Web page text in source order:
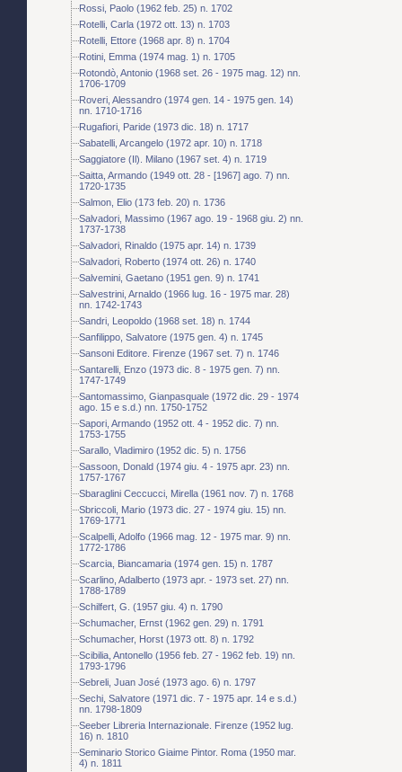
Rossi, Paolo (1962 feb. 25) n. 1702
Rotelli, Carla (1972 ott. 13) n. 1703
Rotelli, Ettore (1968 apr. 8) n. 1704
Rotini, Emma (1974 mag. 1) n. 1705
Rotondò, Antonio (1968 set. 26 - 1975 mag. 12) nn.
1706-1709
Roveri, Alessandro (1974 gen. 14 - 1975 gen. 14)
nn. 1710-1716
Rugafiori, Paride (1973 dic. 18) n. 1717
Sabatelli, Arcangelo (1972 apr. 10) n. 1718
Saggiatore (Il). Milano (1967 set. 4) n. 1719
Saitta, Armando (1949 ott. 28 - [1967] ago. 7) nn.
1720-1735
Salmon, Elio (173 feb. 20) n. 1736
Salvadori, Massimo (1967 ago. 19 - 1968 giu. 2) nn.
1737-1738
Salvadori, Rinaldo (1975 apr. 14) n. 1739
Salvadori, Roberto (1974 ott. 26) n. 1740
Salvemini, Gaetano (1951 gen. 9) n. 1741
Salvestrini, Arnaldo (1966 lug. 16 - 1975 mar. 28)
nn. 1742-1743
Sandri, Leopoldo (1968 set. 18) n. 1744
Sanfilippo, Salvatore (1975 gen. 4) n. 1745
Sansoni Editore. Firenze (1967 set. 7) n. 1746
Santarelli, Enzo (1973 dic. 8 - 1975 gen. 7) nn.
1747-1749
Santomassimo, Gianpasquale (1972 dic. 29 - 1974
ago. 15 e s.d.) nn. 1750-1752
Sapori, Armando (1952 ott. 4 - 1952 dic. 7) nn.
1753-1755
Sarallo, Vladimiro (1952 dic. 5) n. 1756
Sassoon, Donald (1974 giu. 4 - 1975 apr. 23) nn.
1757-1767
Sbaraglini Ceccucci, Mirella (1961 nov. 7) n. 1768
Sbriccoli, Mario (1973 dic. 27 - 1974 giu. 15) nn.
1769-1771
Scalpelli, Adolfo (1966 mag. 12 - 1975 mar. 9) nn.
1772-1786
Scarcia, Biancamaria (1974 gen. 15) n. 1787
Scarlino, Adalberto (1973 apr. - 1973 set. 27) nn.
1788-1789
Schilfert, G. (1957 giu. 4) n. 1790
Schumacher, Ernst (1962 gen. 29) n. 1791
Schumacher, Horst (1973 ott. 8) n. 1792
Scibilia, Antonello (1956 feb. 27 - 1962 feb. 19) nn.
1793-1796
Sebreli, Juan José (1973 ago. 6) n. 1797
Sechi, Salvatore (1971 dic. 7 - 1975 apr. 14 e s.d.)
nn. 1798-1809
Seeber Libreria Internazionale. Firenze (1952 lug.
16) n. 1810
Seminario Storico Giaime Pintor. Roma (1950 mar.
4) n. 1811